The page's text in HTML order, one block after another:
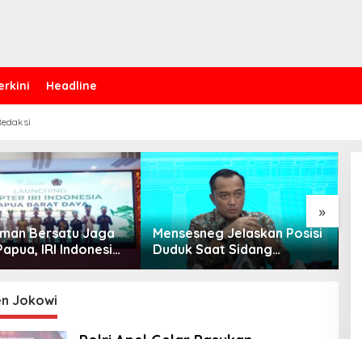
Headline
»
Bersatu Jaga
IRI Indonesia
Chapter Papua
Mensesneg Jelaskan Posisi
Duduk Saat Sidang
Kabinet: Kebutuhan Teknis,
Jokowi